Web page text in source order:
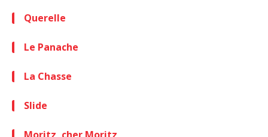
Querelle
Le Panache
La Chasse
Slide